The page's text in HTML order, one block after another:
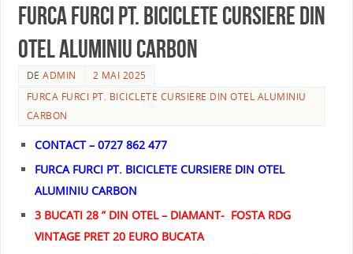
FURCA FURCI PT. BICICLETE CURSIERE DIN
OTEL ALUMINIU CARBON
DEADMIN
2 MAI 2025
FURCA FURCI PT. BICICLETE CURSIERE DIN OTEL ALUMINIU
CARBON
CONTACT – 0727 862 477
FURCA FURCI PT. BICICLETE CURSIERE DIN OTEL
ALUMINIU CARBON
3 BUCATI 28 ” DIN OTEL – DIAMANT- FOSTA RDG
VINTAGE PRET 20 EURO BUCATA